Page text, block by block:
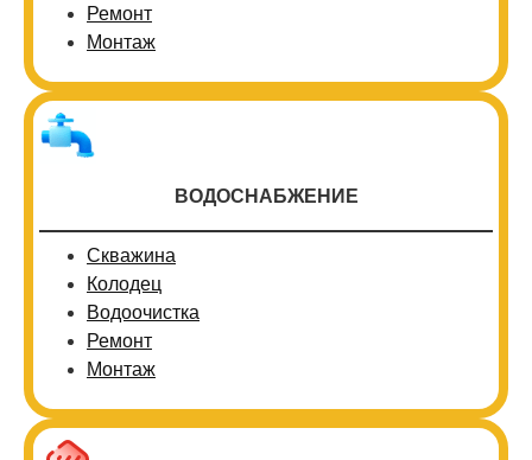
Ремонт
Монтаж
ВОДОСНАБЖЕНИЕ
Скважина
Колодец
Водоочистка
Ремонт
Монтаж